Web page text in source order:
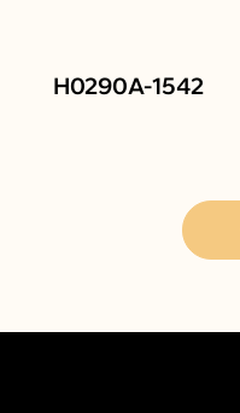
H0290A-1542